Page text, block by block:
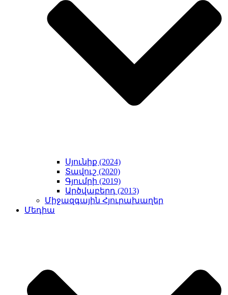
Սյունիք (2024)
Տավուշ (2020)
Գյումրի (2019)
Արծվաբերդ (2013)
Միջազգային Հյուրախաղեր
Մեդիա